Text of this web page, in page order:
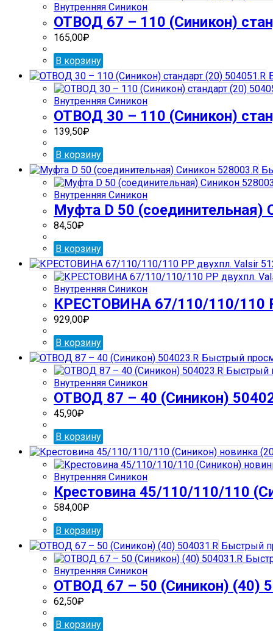
чугун.трубы)Внутренняя Синикон
ОТВОД 67 – 110 (Синикон)
165,00₽
В корзину
Внутренняя Синикон
ОТВОД 30 – 110 (Синикон)
139,50₽
В корзину
Внутренняя Синикон
Муфта D 50 (соединительная)
84,50₽
В корзину
Внутренняя Синикон
КРЕСТОВИНА 67/110/110/110
929,00₽
В корзину
Быстрый
Быстрый
Внутренняя Синикон
ОТВОД 87 – 40 (Синикон)
45,90₽
В корзину
Внутренняя Синикон
Крестовина 45/110/110/110
584,00₽
В корзину
Быстрый
Внутренняя Синикон
ОТВОД 67 – 50 (Синикон) (40)
62,50₽
В корзину